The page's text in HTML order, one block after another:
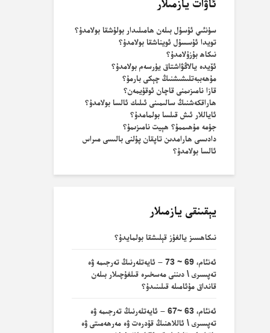
ئاۋات يازمىلار
سۈنئىي ئۇسۇل بىلەن ھامىلىدار بولۇشقا بولامدۇ؟
تويدا ئۇسسۇل ئويناشقا بولامدۇ؟
نىكاھ بۇزۇلامدۇ؟
ئۆيدە يالاڭۋاشتاق يۈرسەم بولامدۇ؟
مۇھەببەتلىشىشنىڭ چېكى بارمۇ؟
قازا نامىزىمنى قاچان ئوقۇيمەن؟
ھاراقكەشنىڭ سالىمىنى ئىلىك ئالسا بولامدۇ؟
ئاياللار ئىش قىلسا بولمامدۇ؟
جۈمە مۇھىممۇ؟ ھېيت نامىزىمۇ؟
دادىسى ھارامدىن تاپقان پۇلنى بالىسى مىراس
ئالسا بولامدۇ؟
يېقىنقى يازمىلار
نىكاھسىز يالغۇز قېلىشقا بولمايدۇ؟
ئەنئام، 69 ~ 73 – ئايەتلەرنىڭ تەرجىمە ۋە
تەپسىرى \ دىننى مەسخىرە قىلغۇچىلار بىلەن
قانداق مۇئامىلە قىلىنىدۇ؟
ئەنئام، 63 ~67 – ئايەتلەرنىڭ تەرجىمە ۋە
تەپسىرى \ ئاللاھنىڭ قۇدرەت ۋە مەرھەمىتى ۋە